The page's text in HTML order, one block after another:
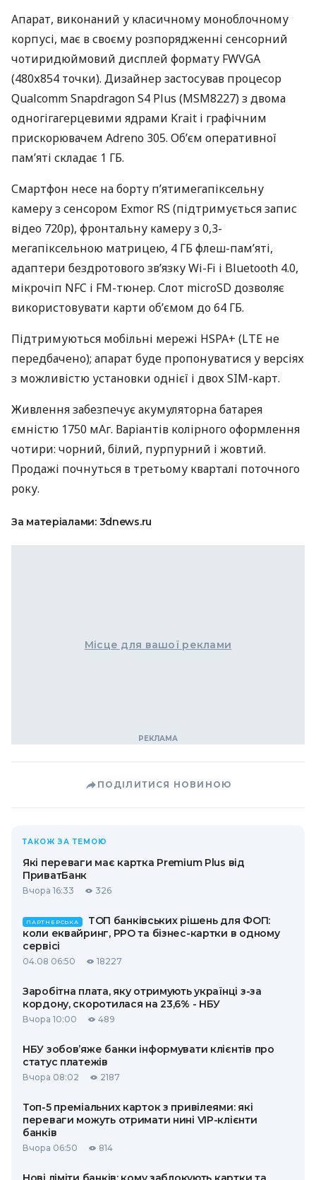
Апарат, виконаний у класичному моноблочному
корпусі, має в своєму розпорядженні сенсорний
чотиридюймовий дисплей формату FWVGA
(480х854 точки). Дизайнер застосував процесор
Qualcomm Snapdragon S4 Plus (MSM8227) з двома
одногігагерцевими ядрами Krait і графічним
прискорювачем Adreno 305. Об’єм оперативної
пам’яті складає 1 ГБ.
Смартфон несе на борту п’ятимегапіксельну
камеру з сенсором Exmor RS (підтримується запис
відео 720р), фронтальну камеру з 0,3-
мегапіксельною матрицею, 4 ГБ флеш-пам’яті,
адаптери бездротового зв’язку Wi-Fi і Bluetooth 4.0,
мікрочіп NFC і FM-тюнер. Слот microSD дозволяє
використовувати карти об’ємом до 64 ГБ.
Підтримуються мобільні мережі HSPA+ (LTE не
передбачено); апарат буде пропонуватися у версіях
з можливістю установки однієї і двохSIM-карт.
Живлення забезпечує акумуляторна батарея
ємністю 1750 мАг. Варіантів колірного оформлення
чотири: чорний, білий, пурпурний і жовтий.
Продажі почнуться в третьому кварталі поточного
року.
За матеріалами: 3dnews.ru
Місце для вашої реклами
ПОДІЛИТИСЯ НОВИНОЮ
ТАКОЖ ЗА ТЕМОЮ
Які переваги має картка Premium Plus від
ПриватБанк
Вчора 16:33 326
ПАРТНЕРСЬКА
ТОП банківських рішень для ФОП:
коли еквайринг, РРО та бізнес-картки в одному
сервісі
04.08 06:50 18227
Заробітна плата, яку отримують українці з-за
кордону, скоротилася на 23,6% - НБУ
Вчора 10:00 489
НБУ зобов’яже банки інформувати клієнтів про
статус платежів
Вчора 08:02 2187
Топ-5 преміальних карток з привілеями: які
переваги можуть отримати нині VIP-клієнти
банків
Вчора 06:50 814